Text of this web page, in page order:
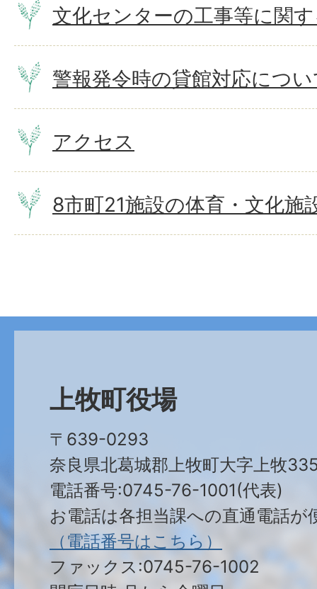
文化センターの工事等に関
警報発令時の貸館対応につ
アクセス
8市町21施設の体育・文化施
上牧町役場
〒639-0293
奈良県北葛城郡上牧町大字上牧
電話番号:0745-76-1001(代表)
お電話は各担当課への直通電話が
（電話番号はこちら）
ファックス:0745-76-1002